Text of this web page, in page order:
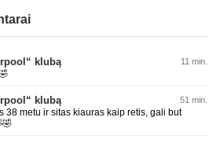
klubą 11 min.
klubą 51 min.
38 metu ir sitas kiauras kaip retis, gali but